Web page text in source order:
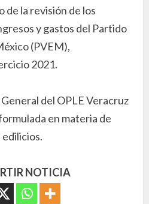
de la revisión de los
y gastos del Partido
(PVEM),
2021.
del OPLE Veracruz
en materia de
NOTICIA